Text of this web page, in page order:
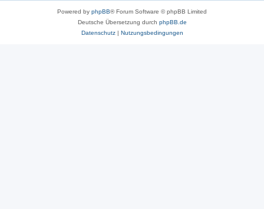
Powered by phpBB® Forum Software © phpBB Limited
Deutsche Übersetzung durch phpBB.de
Datenschutz| Nutzungsbedingungen